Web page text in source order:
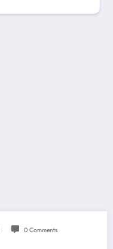
0 Comments